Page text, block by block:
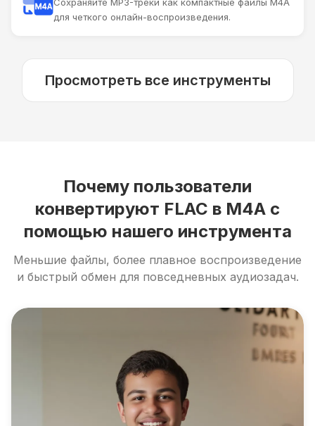
для четкого онлайн-воспроизведения.
Просмотреть все инструменты
Почему пользователи
конвертируют FLAC в M4A с
помощью нашего инструмента
Меньшие файлы, более плавное воспроизведение
и быстрый обмен для повседневных аудиозадач.